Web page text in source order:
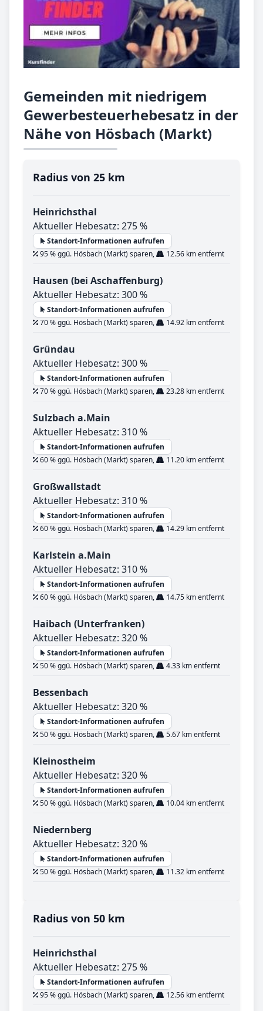
Gemeinden mit niedrigem
Gewerbesteuerhebesatz in der
Nähe von Hösbach (Markt)
Radius von 25 km
Heinrichsthal
Aktueller Hebesatz: 275 %
Standort-Informationen aufrufen
95 % ggü. Hösbach (Markt) sparen,
12.56 km entfernt
Hausen (bei Aschaffenburg)
Aktueller Hebesatz: 300 %
Standort-Informationen aufrufen
70 % ggü. Hösbach (Markt) sparen,
14.92 km entfernt
Gründau
Aktueller Hebesatz: 300 %
Standort-Informationen aufrufen
70 % ggü. Hösbach (Markt) sparen,
23.28 km entfernt
Sulzbach a.Main
Aktueller Hebesatz: 310 %
Standort-Informationen aufrufen
60 % ggü. Hösbach (Markt) sparen,
11.20 km entfernt
Großwallstadt
Aktueller Hebesatz: 310 %
Standort-Informationen aufrufen
60 % ggü. Hösbach (Markt) sparen,
14.29 km entfernt
Karlstein a.Main
Aktueller Hebesatz: 310 %
Standort-Informationen aufrufen
60 % ggü. Hösbach (Markt) sparen,
14.75 km entfernt
Haibach (Unterfranken)
Aktueller Hebesatz: 320 %
Standort-Informationen aufrufen
50 % ggü. Hösbach (Markt) sparen,
4.33 km entfernt
Bessenbach
Aktueller Hebesatz: 320 %
Standort-Informationen aufrufen
50 % ggü. Hösbach (Markt) sparen,
5.67 km entfernt
Kleinostheim
Aktueller Hebesatz: 320 %
Standort-Informationen aufrufen
50 % ggü. Hösbach (Markt) sparen,
10.04 km entfernt
Niedernberg
Aktueller Hebesatz: 320 %
Standort-Informationen aufrufen
50 % ggü. Hösbach (Markt) sparen,
11.32 km entfernt
Radius von 50 km
Heinrichsthal
Aktueller Hebesatz: 275 %
Standort-Informationen aufrufen
95 % ggü. Hösbach (Markt) sparen,
12.56 km entfernt